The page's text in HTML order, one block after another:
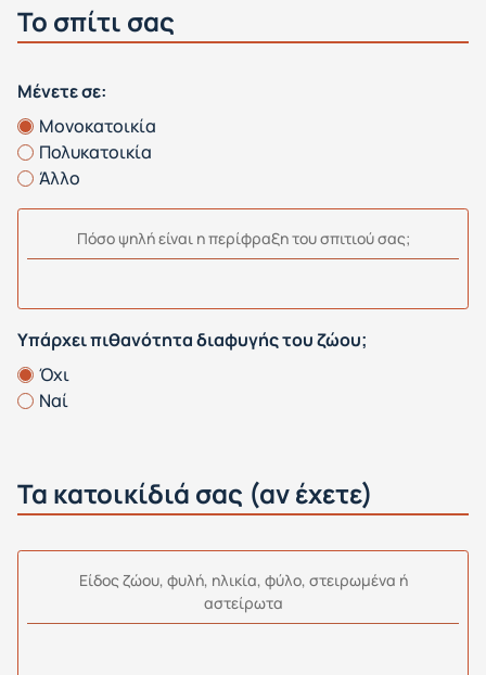
Το σπίτι σας
Μένετε σε:
Μονοκατοικία
Πολυκατοικία
Άλλο
Πόσο ψηλή είναι η περίφραξη του σπιτιού σας;
Υπάρχει πιθανότητα διαφυγής του ζώου;
Όχι
Ναί
Τα κατοικίδιά σας (αν έχετε)
Είδος ζώου, φυλή, ηλικία, φύλο, στειρωμένα ή
αστείρωτα